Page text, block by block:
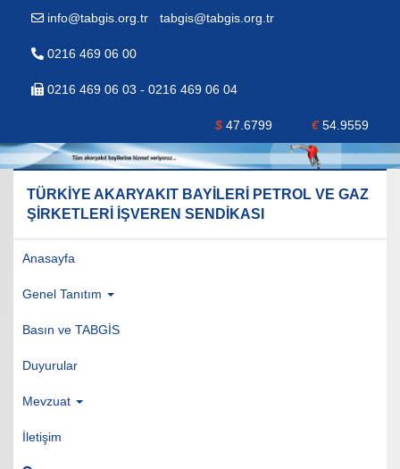
info@tabgis.org.tr - tabgis@tabgis.org.tr
0216 469 06 00
0216 469 06 03 - 0216 469 06 04
$ 47.6799 €54.9559
TÜRKİYE AKARYAKIT BAYİLERİ PETROL VE GAZ
ŞİRKETLERİ İŞVEREN SENDİKASI
Anasayfa
Genel Tanıtım
Basın ve TABGİS
Duyurular
Mevzuat
İletişim